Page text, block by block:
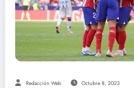
Redacción Web Octubre 8, 2023